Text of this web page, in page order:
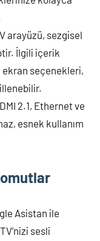
arayüzü, sezgisel
İlgili içerik
seçenekleri,
2.1, Ethernet ve
esnek kullanım
Asistan ile
sesli